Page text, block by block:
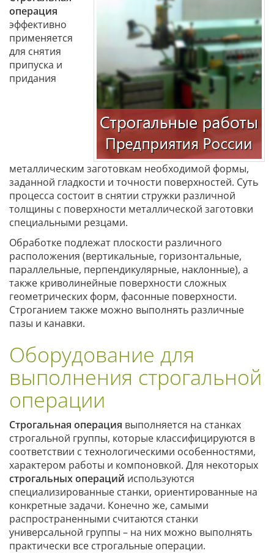
операция
эффективно
применяется
для снятия
припуска и
придания
металлическим заготовкам необходимой формы,
заданной гладкости и точности поверхностей. Суть
процесса состоит в снятии стружки различной
толщины с поверхности металлической заготовки
специальными резцами.
Обработке подлежат плоскости различного
расположения (вертикальные, горизонтальные,
параллельные, перпендикулярные, наклонные), а
также криволинейные поверхности сложных
геометрических форм, фасонные поверхности.
Строганием также можно выполнять различные
пазы и канавки.
Оборудование для
выполнения строгальной
операции
Строгальная операция выполняется на станках
строгальной группы, которые классифицируются в
соответствии с технологическими особенностями,
характером работы и компоновкой. Для некоторых
строгальных операций используются
специализированные станки, ориентированные на
конкретные задачи. Конечно же, самыми
распространенными считаются станки
универсальной группы – на них можно выполнять
практически все строгальные операции.